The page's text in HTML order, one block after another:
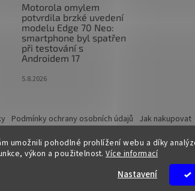
umožnili pohodlné prohlížení webu a díky
výkon a použitelnost. Více informací
Nastavení
Motorola omylem
potvrdila brzké uvedení
modelu Edge 70 Neo:
smartphone byl spatřen
při testování s
Androidem 17
5.8.2026
Podmínky ochrany osobních údajů Jak nakupovat